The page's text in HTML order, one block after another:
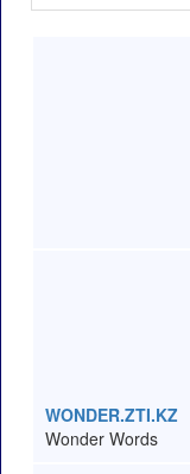
WONDER.ZTI.KZ
Wonder Words